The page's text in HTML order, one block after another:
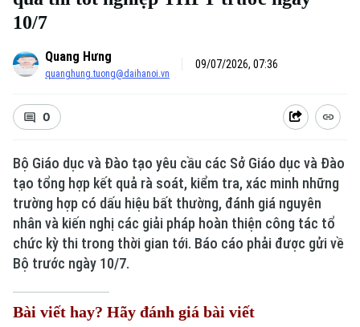
10/7
Quang Hưng
quanghung.tuong@daihanoi.vn
09/07/2026, 07:36
0
Bộ Giáo dục và Đào tạo yêu cầu các Sở Giáo dục và Đào
tạo tổng hợp kết quả rà soát, kiểm tra, xác minh những
trường hợp có dấu hiệu bất thường, đánh giá nguyên
nhân và kiến nghị các giải pháp hoàn thiện công tác tổ
chức kỳ thi trong thời gian tới. Báo cáo phải được gửi về
Bộ trước ngày 10/7.
Bài viết hay? Hãy đánh giá bài viết